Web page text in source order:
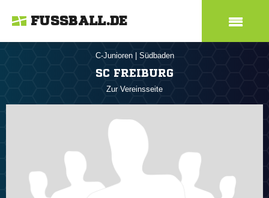
FUSSBALL.DE
C-Junioren Südbaden
SC FREIBURG
Zur Vereinsseite